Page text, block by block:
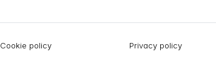
Cookie policy Privacy policy